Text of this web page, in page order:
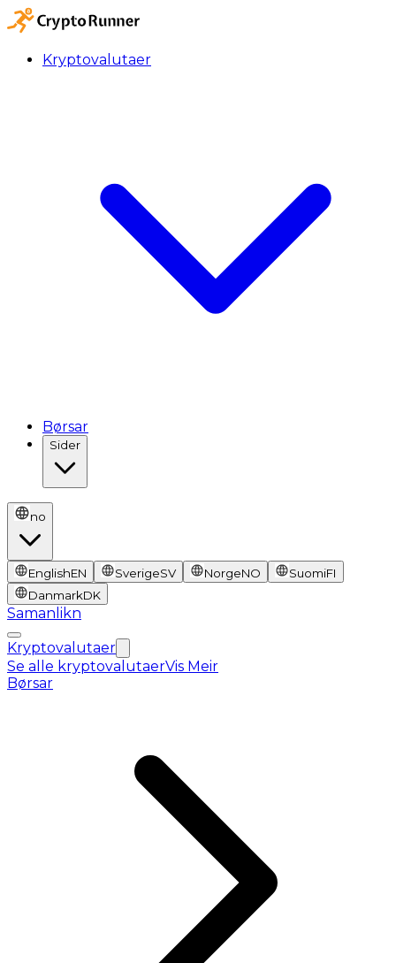
Kryptovalutaer
Børsar
Sider
no
EnglishEN SverigeSV NorgeNO SuomiFI
DanmarkDK
Samanlikn
Kryptovalutaer
Se alle kryptovalutaerVis Meir
Børsar